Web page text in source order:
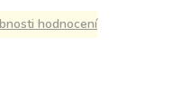
hodnocení